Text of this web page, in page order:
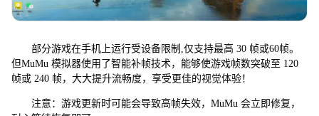
部分游戏在手机上运行受设备限制,仅支持最高 30 帧或60帧。
但MuMu 模拟器使用了智能补帧技术，能够使游戏帧数突破至 120
帧或 240 帧，大大提升流畅度，享受更佳的视觉体验！
注意：游戏更新时可能会导致高帧失效，MuMu 会立即修复，